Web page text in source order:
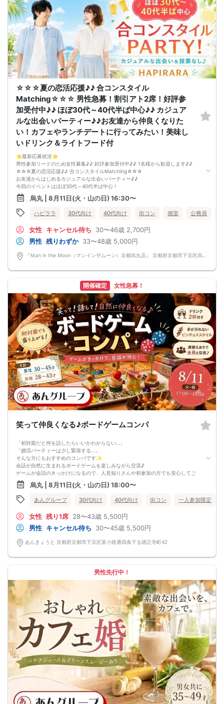
美味しいドリンクをサービス♡（ソフトドリンク・ノンアルカクテル・カクテ
ル・ビール等♪♪）
連絡先交換自由♪♪ 次に繋がりやすい♪♪
【お支払い方法】
当日現金払い♪
楽々♪クレジット払い♪
＜申込画面でいずれかを選択ください＞
※お申し込み後、即時でお客様のお席を確保しています♪
規定のキャンセルポリシーが適用されます。ご確認の上、お申込み願います。
男女調整・お席の確保等を行っております運営都合上、ご理解をお願いします。
10分前より受付♪
【ご参加規約】
開催中のマスク着用は任意とさせていただきます。
ドリンクメニュー・フード類については店舗により若干変更する場合がありま
す。
男女調整のため規定のキャンセルポリシーが適用されます。ご確認の上、お申込
み願います。
お席の確保等を行っております運営都合上、ご理解をお願いします。
最少催行人数2対2～
ただし当日欠席による人数減少は不可抗力のため返金は行いません。
本イベントは貴重な同世代との出会いの場です。
上記同意了承の上お申し込みいただいたとみなします。
イベント当日、イベントの進行をスムーズにする為、スタッフの指示に従ってく
ださい。
☆☆☆夏の恋活応援♪♪ 合コンスタイル
Matching☆☆☆ 男性急募！割引アト2席！好評参
加受付中♪♪ ほぼ30代～40代半ば中心♪♪ カジュア
ルな出会いパーティー♪♪お友達から仲良くなりた
い！カフェやランチデートに行ってみたい！美味し
いドリンク＆ライトフード付
⭐️最新応募状況⭐️
男性参加リードのため女性募集♪♪ 好評参加受付中♪♪ 1名様から歓迎します♪♪
☆☆☆夏の恋活応援♪♪ 合コンスタイルMatching☆☆☆
お友達からはじめるカジュアルな出会いパーティー♪♪
今回のイベントはほぼ30代～40代半ば中心！
「まずは気軽に友達として仲良くなりたい♪♪」
「気になる方とカフェやランチデートに行ってみたい♪♪」
「良きパートナーを見つけたい♪♪」
そんなあなたにぴったりのコンパ風な出会いイベントをご用意しました♪
皆さんでお話するのはきっと楽しいはず！
「ちょうどいい距離感」から始めませんか？
清潔感のあるお店で気にせずお話を楽しめます。
落ち着いた雰囲気の中で、リラックスしてお話しできるのが魅力なんです♪♪
～開催形式について～
連絡先交換自由♪♪ 次に繋がりやすい♪♪
【お支払い方法】
当日現金払い♪
楽々♪クレジット払い♪
＜申込画面でいずれかを選択ください＞
※お申し込み後、即時でお客様のお席を確保しています♪
規定のキャンセルポリシーが適用されます。ご確認の上、お申込み願います。
男女調整・お席の確保等を行っております運営都合上、ご理解をお願いします。
【会場での受付】
10分前より受付♪
【必ずご確認くださいませ】
開催中のマスク着用は任意とさせていただきます。
ドリンクメニュー・フード類については店舗により若干変更する場合がありま
す。
※お申し込み後、即時でお客様のお席を確保しています。
規定のキャンセルポリシーが適用されます。ご確認の上、お申込み願います。
男女調整・お席の確保等を行っております運営都合上、ご理解をお願いします。
ただし当日欠席による人数減少は不可抗力のため返金は行いません。
※直前キャンセルが発生した場合にはその限りではありません。
本イベントは貴重な同世代との出会いの場です。
上記同意了承の上お申し込みいただいたとみなします。
イベント当日、イベントの進行をスムーズにする為、スタッフの指示に従ってく
ださい。
烏丸 | 8月11日(火・山の日) 16:30〜
ハピララ 30代向け 40代向け 街コン 個室 公務員
女性 キャンセル待ち 30〜46歳 2,700円
男性 残りわずか 33〜48歳 5,000円
開催確定 女性急募！
笑って仲良くなる♪ボードゲームコンパ
「初対面だと何を話したらいいかわからない…」
「婚活パーティーは少し緊張する…」
そんな方にもおすすめのコンパです✨
会話が自然に生まれるボードゲームを楽しみながら交流♪
ゲームが会話のきっかけになるので、人見知りさんや初参加の方でも安心してご
参加いただけます😊
お食事は、ゲーム中でも食べやすいピンチョススタイルの軽食をご用意🍢
お酒を飲みながら、笑いながら、自然な雰囲気で素敵な出会いを見つけません
か？✨
🍹ドリンク2杯付き
🍢ピンチョススタイルの軽食付き
🎲ボードゲーム交流
〈最少催行人数〉
4名
烏丸 | 8月11日(火・山の日) 18:00〜
あんグループ 30代向け 40代向け 街コン 一人参加限定
女性 残り1席 28〜43歳 5,500円
男性 キャンセル待ち 30〜45歳 5,500円
あんきょうと 京都府京都市下京区富小路通四条下る徳正寺町42
男性先行中！